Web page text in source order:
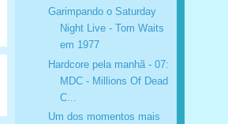
Garimpando o Saturday
Night Live - Tom Waits
em 1977
Hardcore pela manhã - 07:
MDC - Millions Of Dead
C...
Um dos momentos mais